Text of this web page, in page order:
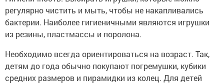
регулярно чистить и мыть, чтобы не накапливались
бактерии. Наиболее гигиеничными являются игрушки
из резины, пластмассы и поролона.
Необходимо всегда ориентироваться на возраст. Так,
детям до года обычно покупают погремушки, кубики
средних размеров и пирамидки из колец. Для детей